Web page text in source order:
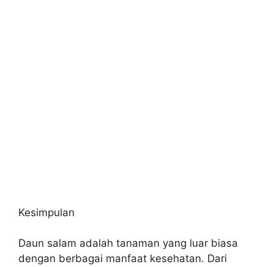
Kesimpulan
Daun salam adalah tanaman yang luar biasa
dengan berbagai manfaat kesehatan. Dari